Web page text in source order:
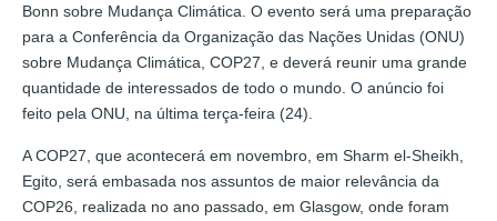
Bonn sobre Mudança Climática. O evento será uma preparação
para a Conferência da Organização das Nações Unidas (ONU)
sobre Mudança Climática, COP27, e deverá reunir uma grande
quantidade de interessados de todo o mundo. O anúncio foi
feito pela ONU, na última terça-feira (24).
A COP27, que acontecerá em novembro, em Sharm el-Sheikh,
Egito, será embasada nos assuntos de maior relevância da
COP26, realizada no ano passado, em Glasgow, onde foram